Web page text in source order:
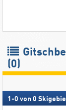
(0)
1 -0 von 0